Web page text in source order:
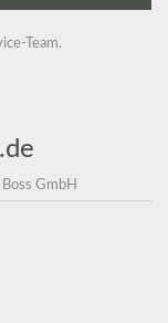
Team.
GmbH